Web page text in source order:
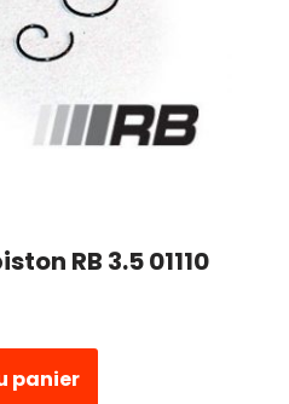
RB 3.5 01110
panier